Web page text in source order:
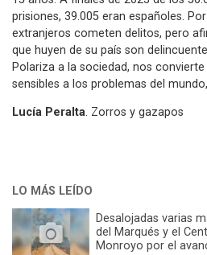
prisiones, 39.005 eran españoles.
extranjeros cometen delitos, pero
que huyen de su país son
Polariza a la sociedad, nos
sensibles a los problemas del
Lucía Peralta. Zorros y gazapos
LO MÁS LEÍDO
Desalojadas varias
del Marqués y el
Monroyo por el